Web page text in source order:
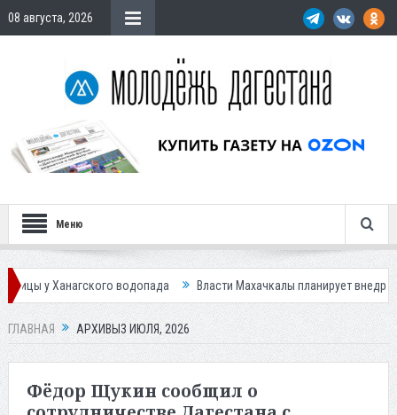
08 августа, 2026
Меню
водопада Власти Махачкалы планирует внедрить новую систему
ГЛАВНАЯ АРХИВЫ3 ИЮЛЯ, 2026
Фёдор Щукин сообщил о